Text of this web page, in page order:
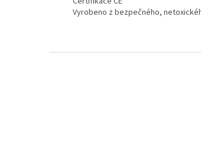
Vyrobeno z bezpečného,